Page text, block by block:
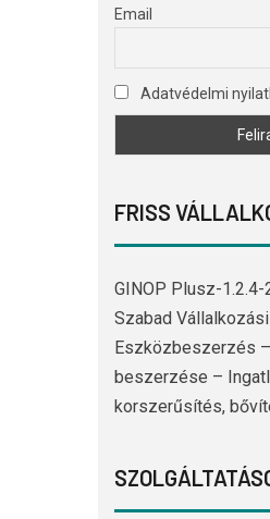
Email
Adatvédelmi
FRISS
GINOP Plusz-
Szabad
Eszközbeszerzés
beszerzése –
korszerűsítés,